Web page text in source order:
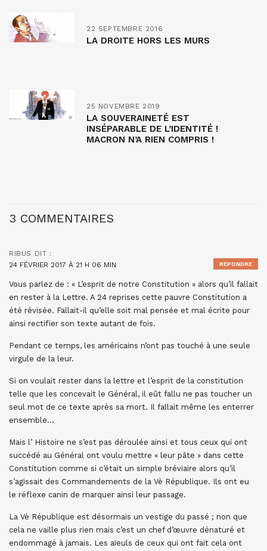
22 SEPTEMBRE 2016
LA DROITE HORS LES MURS
25 NOVEMBRE 2019
LA SOUVERAINETÉ EST
INSÉPARABLE DE L’IDENTITÉ !
MACRON N’A RIEN COMPRIS !
3 COMMENTAIRES
RIBUS DIT :
24 FÉVRIER 2017 À 21 H 06 MIN
Vous parlez de : « L’esprit de notre Constitution » alors qu’il fallait
en rester à la Lettre. A 24 reprises cette pauvre Constitution a
été révisée. Fallait-il qu’elle soit mal pensée et mal écrite pour
ainsi rectifier son texte autant de fois.
Pendant ce temps, les américains n’ont pas touché à une seule
virgule de la leur.
Si on voulait rester dans la lettre et l’esprit de la constitution
telle que les concevait le Général, il eût fallu ne pas toucher un
seul mot de ce texte après sa mort. Il fallait même les enterrer
ensemble…
Mais l’ Histoire ne s’est pas déroulée ainsi et tous ceux qui ont
succédé au Général ont voulu mettre « leur pâte » dans cette
Constitution comme si c’était un simple bréviaire alors qu’il
s’agissait des Commandements de la Vè République. Ils ont eu
le réflexe canin de marquer ainsi leur passage.
La Vè République est désormais un vestige du passé ; non que
cela ne vaille plus rien mais c’est un chef d’œuvre dénaturé et
endommagé à jamais. Les aïeuls de ceux qui ont fait cela ont
RÉPONDRE